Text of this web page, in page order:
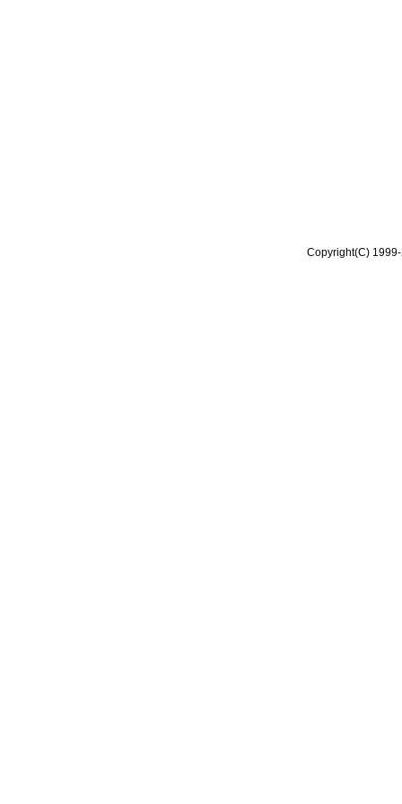
Copyright(C)